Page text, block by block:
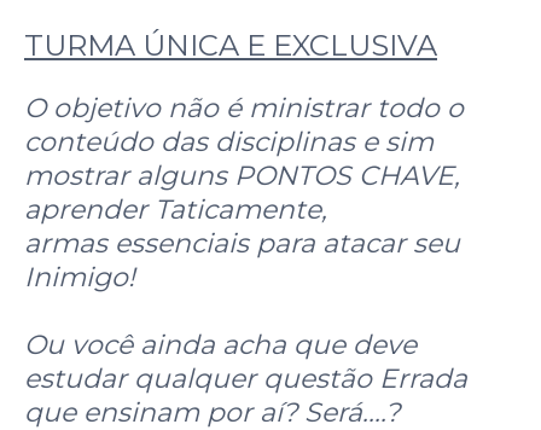
TURMA ÚNICA E EXCLUSIVA
O objetivo não é ministrar todo o
conteúdo das disciplinas e sim
mostrar alguns PONTOS CHAVE,
aprender Taticamente,
armas essenciais para atacar seu
Inimigo!
Ou você ainda acha que deve
estudar qualquer questão Errada
que ensinam por aí? Será....?